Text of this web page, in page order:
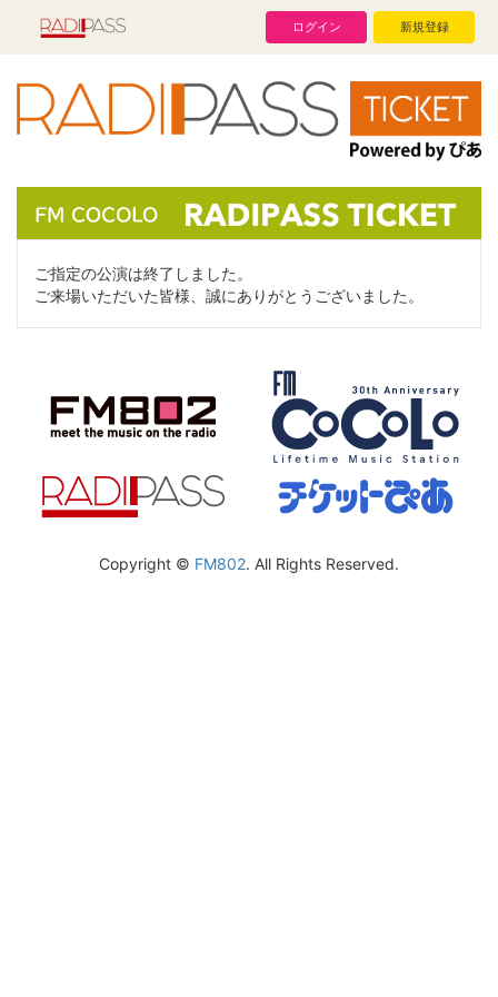
ログイン 新規登録
ご指定の公演は終了しました。
ご来場いただいた皆様、誠にありがとうございました。
Copyright © FM802. All Rights Reserved.